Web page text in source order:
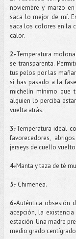
noviembre y marzo
saca lo mejor de mí.
saca los colores en la
calor.
2.-Temperatura
se transparenta.
tus pelos por las
si has pasado a la
michelín mínimo que
alguien lo perciba
vuelta atrás.
3.-Temperatura ideal
favorecedores,
jerseys de cuello
4.-Manta y taza de té
5.- Chimenea.
6.-Auténtica obsesión
acepción, la
estación. Una madre
medio grado